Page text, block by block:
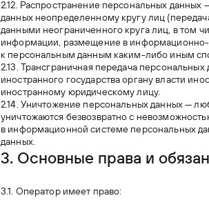
2.12. Распространение персональных
данных неопределенному кругу лиц
данными неограниченного круга лиц, в том
информации, размещение в информационно-
к персональным данным каким-либо иным
2.13. Трансграничная передача
иностранного государства органу власти
иностранному юридическому лицу.
2.14. Уничтожение персональных данных —
уничтожаются безвозвратно с
в информационной системе персональных
данных.
3. Основные права и
3.1. Оператор имеет право: